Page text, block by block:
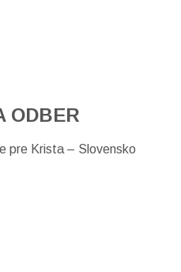
ODBER
pre Krista – Slovensko